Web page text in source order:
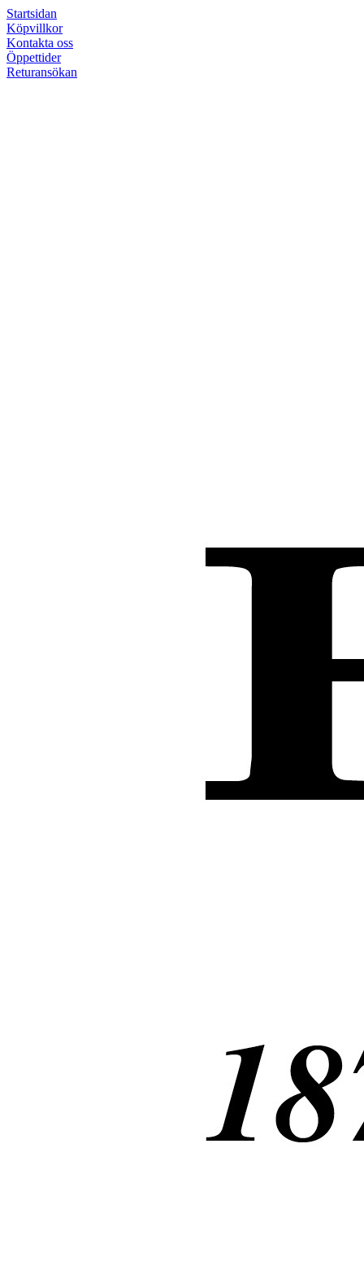
Startsidan
Köpvillkor
Kontakta oss
Öppettider
Returansökan